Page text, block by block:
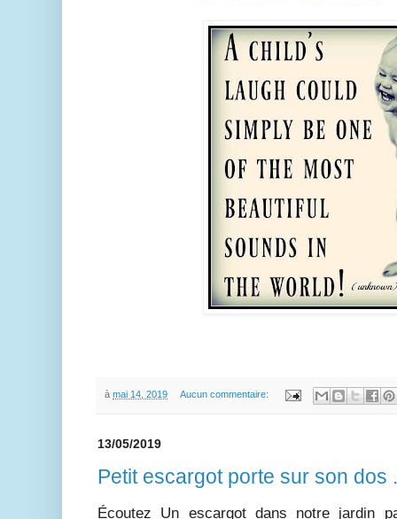
à mai 14, 2019 Aucun commentaire:
13/05/2019
Petit escargot porte sur son dos
Écoutez Un escargot dans notre jardin